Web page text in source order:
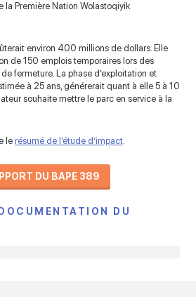
Première Nation Wolastoqiyik
environ 400 millions de dollars. Elle
de 150 emplois temporaires lors des
fermeture. La phase d’exploitation et
à 25 ans, générerait quant à elle 5 à 10
souhaite mettre le parc en service à la
le résumé de l’étude d’impact.
DU BAPE 389
DU